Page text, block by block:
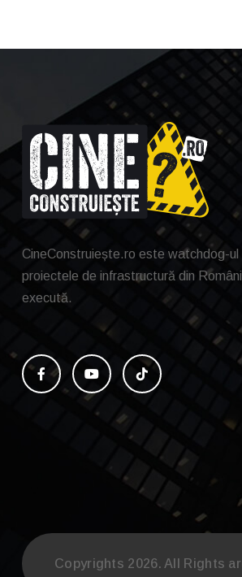
CineConstruiește.ro este watchdog-
proiectele de infrastructură din
execută.
Copyrights 2026. All Rights